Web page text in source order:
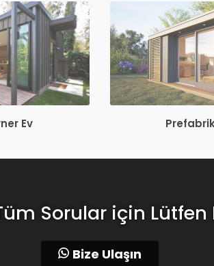
Ev
Sorular için Lütfen
Bize Ulaşın